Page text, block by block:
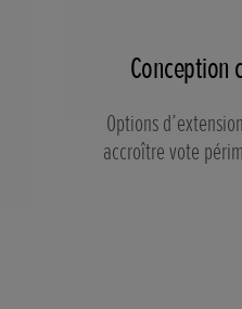
Conception
Options
accroître vote